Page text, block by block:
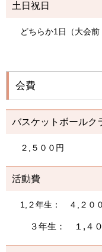
土日祝日
どちらか1日（大会前
会費
バスケットボールク
２,５００円
活動費
1,２年生： ４,２０
３年生： １,４０